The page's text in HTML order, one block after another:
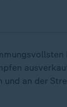
und an der